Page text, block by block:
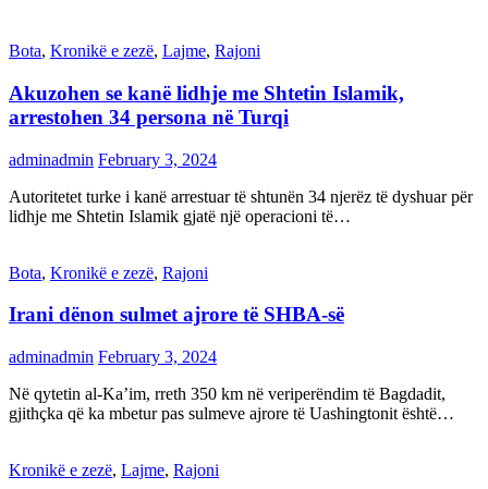
Bota, Kronikë e zezë, Lajme, Rajoni
Akuzohen se kanë lidhje me Shtetin Islamik,
arrestohen 34 persona në Turqi
adminadmin February 3, 2024
Autoritetet turke i kanë arrestuar të shtunën 34 njerëz të dyshuar për
lidhje me Shtetin Islamik gjatë një operacioni të…
Bota, Kronikë e zezë, Rajoni
Irani dënon sulmet ajrore të SHBA-së
adminadmin February 3, 2024
Në qytetin al-Ka’im, rreth 350 km në veriperëndim të Bagdadit,
gjithçka që ka mbetur pas sulmeve ajrore të Uashingtonit është…
Kronikë e zezë, Lajme, Rajoni